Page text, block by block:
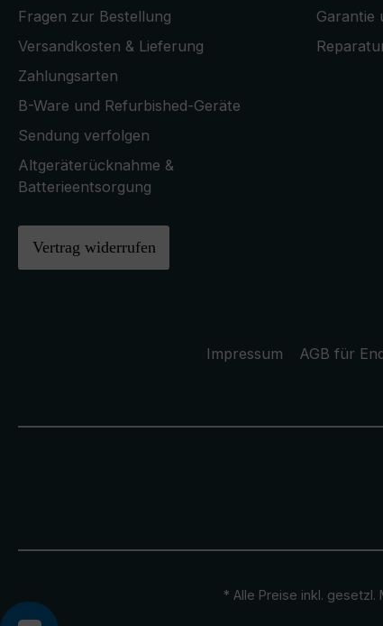
Fragen zur Bestellung
Versandkosten & Lieferung
Zahlungsarten
B-Ware und Refurbished-Geräte
Sendung verfolgen
Altgeräterücknahme &
Batterieentsorgung
Vertrag widerrufen
Garantie
Impressum AGB für
* Alle Preise inkl.